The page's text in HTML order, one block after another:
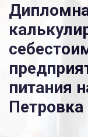
питания
Петровка